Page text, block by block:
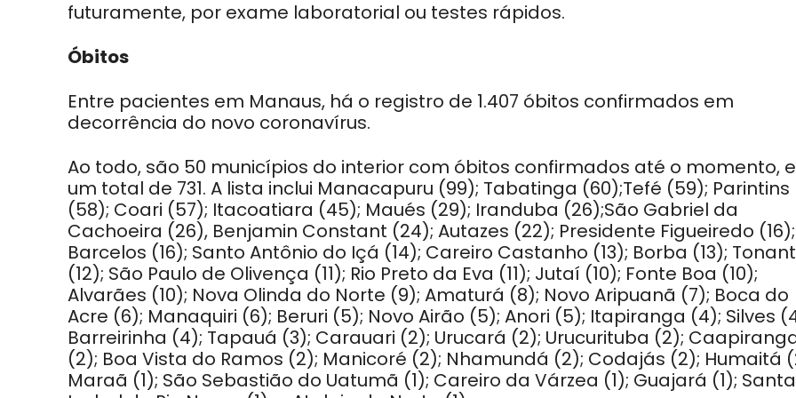
futuramente, por exame laboratorial ou testes rápidos.
Óbitos
Entre pacientes em Manaus, há o registro de 1.407 óbitos confirmados em
decorrência do novo coronavírus.
Ao todo, são 50 municípios do interior com óbitos confirmados até o momento,
um total de 731. A lista inclui Manacapuru (99); Tabatinga (60);Tefé (59); Parintins
(58); Coari (57); Itacoatiara (45); Maués (29); Iranduba (26);São Gabriel da
Cachoeira (26), Benjamin Constant (24); Autazes (22); Presidente Figueiredo (16);
Barcelos (16); Santo Antônio do Içá (14); Careiro Castanho (13); Borba (13);
(12); São Paulo de Olivença (11); Rio Preto da Eva (11); Jutaí (10); Fonte Boa (10);
Alvarães (10); Nova Olinda do Norte (9); Amaturá (8); Novo Aripuanã (7); Boca do
Acre (6); Manaquiri (6); Beruri (5); Novo Airão (5); Anori (5); Itapiranga (4); Silves
Barreirinha (4); Tapauá (3); Carauari (2); Urucará (2); Urucurituba (2);
(2); Boa Vista do Ramos (2); Manicoré (2); Nhamundá (2); Codajás (2); Humaitá
Maraã (1); São Sebastião do Uatumã (1); Careiro da Várzea (1); Guajará (1); Santa